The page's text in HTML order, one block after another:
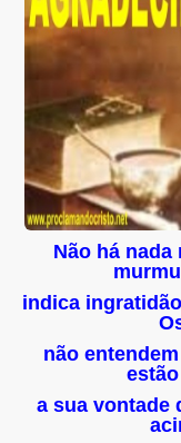
Não há nada
indica
não
a sua vontade